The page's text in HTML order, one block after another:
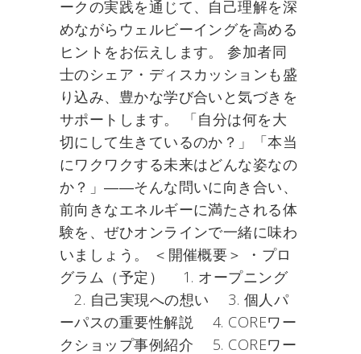
ークの実践を通じて、自己理解を深
めながらウェルビーイングを高める
ヒントをお伝えします。 参加者同
士のシェア・ディスカッションも盛
り込み、豊かな学び合いと気づきを
サポートします。 「自分は何を大
切にして生きているのか？」「本当
にワクワクする未来はどんな姿なの
か？」――そんな問いに向き合い、
前向きなエネルギーに満たされる体
験を、ぜひオンラインで一緒に味わ
いましょう。 ＜開催概要＞ ・プロ
グラム（予定） 1. オープニング
2. 自己実現への想い 3. 個人パ
ーパスの重要性解説 4. COREワー
クショップ事例紹介 5. COREワー